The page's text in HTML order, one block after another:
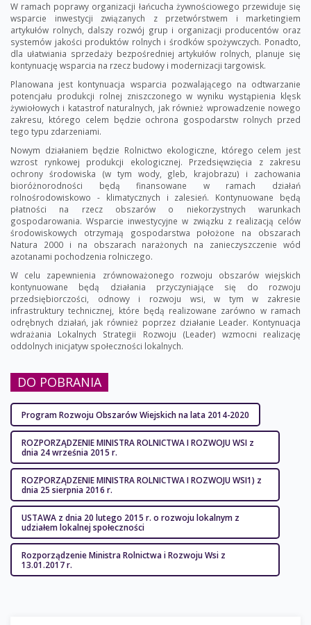
W ramach poprawy organizacji łańcucha żywnościowego przewiduje się
wsparcie inwestycji związanych z przetwórstwem i marketingiem
artykułów rolnych, dalszy rozwój grup i organizacji producentów oraz
systemów jakości produktów rolnych i środków spożywczych. Ponadto,
dla ułatwiania sprzedaży bezpośredniej artykułów rolnych, planuje się
kontynuację wsparcia na rzecz budowy i modernizacji targowisk.
Planowana jest kontynuacja wsparcia pozwalającego na odtwarzanie
potencjału produkcji rolnej zniszczonego w wyniku wystąpienia klęsk
żywiołowych i katastrof naturalnych, jak również wprowadzenie nowego
zakresu, którego celem będzie ochrona gospodarstw rolnych przed
tego typu zdarzeniami.
Nowym działaniem będzie Rolnictwo ekologiczne, którego celem jest
wzrost rynkowej produkcji ekologicznej. Przedsięwzięcia z zakresu
ochrony środowiska (w tym wody, gleb, krajobrazu) i zachowania
bioróżnorodności będą finansowane w ramach działań
rolnośrodowiskowo - klimatycznych i zalesień. Kontynuowane będą
płatności na rzecz obszarów o niekorzystnych warunkach
gospodarowania. Wsparcie inwestycyjne w związku z realizacją celów
środowiskowych otrzymają gospodarstwa położone na obszarach
Natura 2000 i na obszarach narażonych na zanieczyszczenie wód
azotanami pochodzenia rolniczego.
W celu zapewnienia zrównoważonego rozwoju obszarów wiejskich
kontynuowane będą działania przyczyniające się do rozwoju
przedsiębiorczości, odnowy i rozwoju wsi, w tym w zakresie
infrastruktury technicznej, które będą realizowane zarówno w ramach
odrębnych działań, jak również poprzez działanie Leader. Kontynuacja
wdrażania Lokalnych Strategii Rozwoju (Leader) wzmocni realizację
oddolnych inicjatyw społeczności lokalnych.
DO POBRANIA
Program Rozwoju Obszarów Wiejskich na lata 2014-2020
ROZPORZĄDZENIE MINISTRA ROLNICTWA I ROZWOJU WSI z
dnia 24 września 2015 r.
ROZPORZĄDZENIE MINISTRA ROLNICTWA I ROZWOJU WSI1) z
dnia 25 sierpnia 2016 r.
USTAWA z dnia 20 lutego 2015 r. o rozwoju lokalnym z
udziałem lokalnej społeczności
Rozporządzenie Ministra Rolnictwa i Rozwoju Wsi z
13.01.2017 r.